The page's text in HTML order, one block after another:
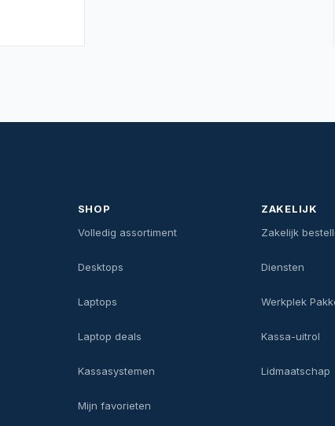
SHOP
Volledig assortiment
Desktops
Laptops
Laptop deals
Kassasystemen
Mijn favorieten
ZAKELIJK
Zakelijk
Diensten
Werkplek
Kassa-uitrol
Lidmaatschap